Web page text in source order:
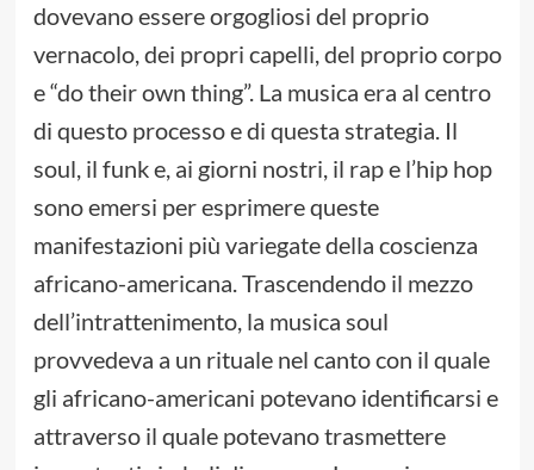
dovevano essere orgogliosi del proprio
vernacolo, dei propri capelli, del proprio corpo
e “do their own thing”. La musica era al centro
di questo processo e di questa strategia. Il
soul, il funk e, ai giorni nostri, il rap e l’hip hop
sono emersi per esprimere queste
manifestazioni più variegate della coscienza
africano-americana. Trascendendo il mezzo
dell’intrattenimento, la musica soul
provvedeva a un rituale nel canto con il quale
gli africano-americani potevano identificarsi e
attraverso il quale potevano trasmettere